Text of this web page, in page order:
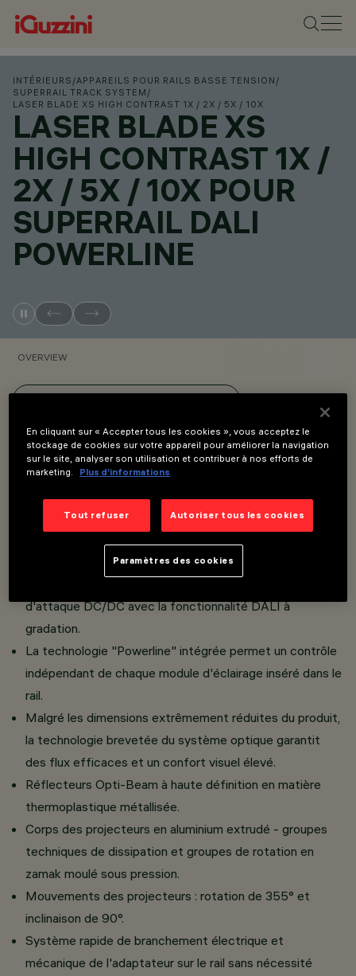
INTÉRIEURS /APPAREILS POUR RAILS BASSE TENSION /
SUPERRAIL TRACK SYSTEM /
LASER BLADE XS HIGH CONTRAST 1X / 2X / 5X / 10X
LASER BLADE XS
HIGH CONTRAST 1X /
2X / 5X / 10X POUR
SUPERRAIL DALI
POWERLINE
OVERVIEW
Overview
Unité lumineuse composée de un ou deux projecteurs
installation sur Superrail.
d'attaque DC/DC avec la fonctionnalité DALI à
gradation.
La technologie "Powerline" intégrée permet un contrôle
indépendant de chaque module d'éclairage inséré dans le
rail.
Malgré les dimensions extrêmement réduites du produit,
la technologie brevetée du système optique garantit
des flux efficaces et un confort visuel élevé.
Réflecteurs Opti-Beam à haute définition en matière
thermoplastique métallisée.
Corps des projecteurs en aluminium extrudé - groupes
techniques de dissipation et groupes de rotation en
zamak moulé sous pression.
Mouvements des projecteurs : rotation de 355° et
inclinaison de 90°.
Système rapide de branchement électrique et
mécanique de l'adaptateur sur le rail sans nécessité
En cliquant sur « Accepter tous les cookies », vous acceptez le
stockage de cookies sur votre appareil pour améliorer la navigation
sur le site, analyser son utilisation et contribuer à nos efforts de
marketing.
Plus d’informations
Tout refuser Autoriser tous les cookies
Paramètres des cookies